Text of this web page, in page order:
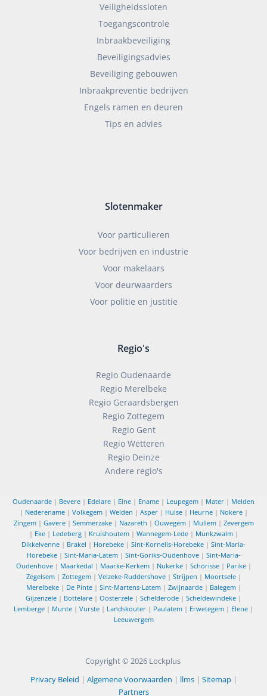
Veiligheidssloten
Toegangscontrole
Inbraakbeveiliging
Beveiligingsadvies
Beveiliging gebouwen
Inbraakpreventie bedrijven
Engels ramen en deuren
Tips en advies
Slotenmaker
Voor particulieren
Voor bedrijven en industrie
Voor makelaars
Voor deurwaarders
Voor politie en justitie
Regio's
Regio Oudenaarde
Regio Merelbeke
Regio Geraardsbergen
Regio Zottegem
Regio Gent
Regio Wetteren
Regio Deinze
Andere regio's
Oudenaarde | Bevere | Edelare | Eine | Ename | Leupegem | Mater | Melden
| Nederename| Volkegem| Welden | Asper| Huise| Heurne| Nokere|
Zingem| Gavere| Semmerzake| Nazareth | Ouwegem| Mullem| Zevergem
| Eke| Ledeberg| Kruishoutem| Wannegem-Lede| Munkzwalm|
Dikkelvenne | Brakel | Horebeke | Sint-Kornelis-Horebeke | Sint-Maria-
Horebeke| Sint-Maria-Latem| Sint-Goriks-Oudenhove| Sint-Maria-
Oudenhove| Maarkedal | Maarke-Kerkem| Nukerke| Schorisse| Parike|
Zegelsem| Zottegem| Velzeke-Ruddershove| Strijpen | Moortsele|
Merelbeke| De Pinte| Sint-Martens-Latem| Zwijnaarde| Balegem|
Gijzenzele | Bottelare | Oosterzele | Schelderode | Scheldewindeke |
Lemberge | Munte | Vurste | Landskouter | Paulatem | Erwetegem | Elene |
Leeuwergem
Copyright © 2026 Lockplus
Privacy Beleid | Algemene Voorwaarden | llms| Sitemap|
Partners